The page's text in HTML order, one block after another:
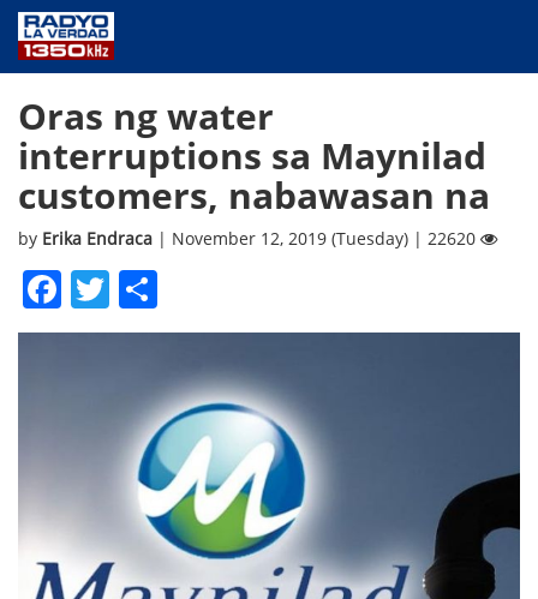
PUBLIC SERVICE
ANNOUNCEMENTS
PROGRAMS
ABOUT
Oras ng water
interruptions sa Maynilad
customers, nabawasan na
by Erika Endraca | November 12, 2019 (Tuesday) | 22620
Facebook
Twitter